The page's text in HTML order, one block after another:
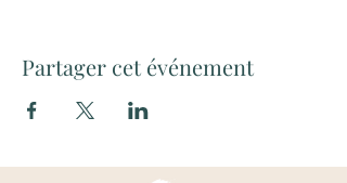
Partager cet événement